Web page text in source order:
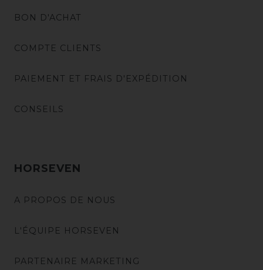
BON D'ACHAT
COMPTE CLIENTS
PAIEMENT ET FRAIS D'EXPÉDITION
CONSEILS
HORSEVEN
A PROPOS DE NOUS
L'ÉQUIPE HORSEVEN
PARTENAIRE MARKETING